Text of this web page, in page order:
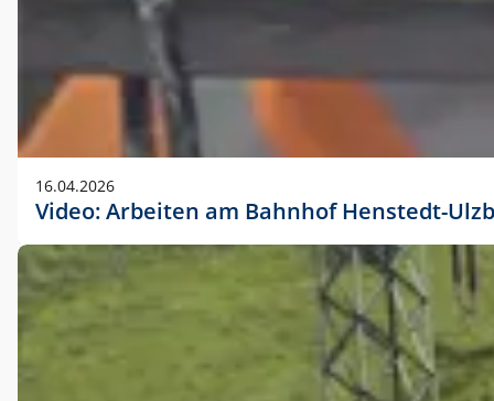
16.04.2026
Video: Arbeiten am Bahnhof Henstedt-